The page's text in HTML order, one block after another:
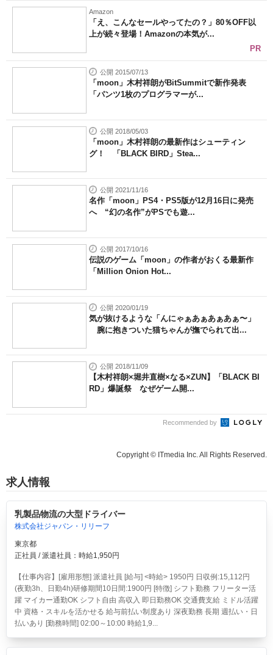
Amazon
「え、こんなセールやってたの？」80％OFF以
上が続々登場！Amazonの本気が...
PR
公開 2015/07/13
「moon」木村祥朗がBitSummitで新作発表
「パンツ1枚のプログラマーが...
公開 2018/05/03
「moon」木村祥朗の最新作はシューティン
グ！ 「BLACK BIRD」Stea...
公開 2021/11/16
名作「moon」PS4・PS5版が12月16日に発売
へ “幻の名作”がPSでも遊...
公開 2017/10/16
伝説のゲーム「moon」の作者がおくる最新作
「Million Onion Hot...
公開 2020/01/19
気が抜けるような「んにゃぁあぁあぁあぁ〜」
腕に抱きついた猫ちゃんが撫でられて出...
公開 2018/11/09
【木村祥朗×堀井直樹×なる×ZUN】「BLACK BI
RD」爆誕祭 なぜゲーム開...
Recommended by
Copyright © ITmedia Inc. All Rights Reserved.
求人情報
乳製品物流の大型ドライバー
株式会社ジャパン・リリーフ
東京都
正社員 / 派遣社員：時給1,950円
【仕事内容】[雇用形態] 派遣社員 [給与] <時給> 1950円 日収例:15,112円
(夜勤3h、日勤4h)研修期間10日間:1900円 [特徴] シフト勤務 フリーター活
躍 マイカー通勤OK シフト自由 高収入 即日勤務OK 交通費支給 ミドル活躍
中 資格・スキルを活かせる 給与前払い制度あり 深夜勤務 長期 週払い・日
払いあり [勤務時間] 02:00～10:00 時給1,9...